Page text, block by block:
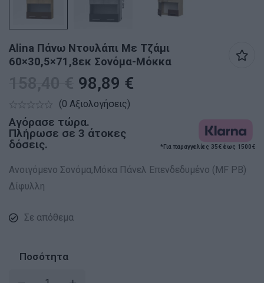
Alina Πάνω Ντουλάπι Με Τζάμι
60×30,5×71,8εκ Σονόμα-Μόκκα
98,89 €
(0 Αξιολογήσεις)
Αγόρασε τώρα.
Πλήρωσε σε 3 άτοκες
δόσεις.
*Για παραγγελίες 35€ έως 1500€
Ανοιγόμενο Σονόμα,Μόκα Πάνελ Επενδεδυμένο (MF PB)
Δίφυλλη
Σε απόθεμα
Ποσότητα